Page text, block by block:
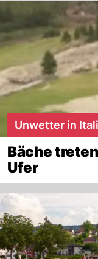
Unwetter in
Bäche
Ufer